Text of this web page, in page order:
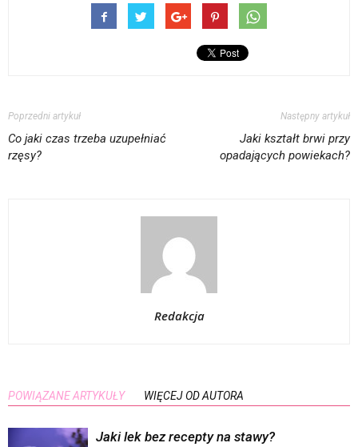
Poprzedni artykuł
Co jaki czas trzeba uzupełniać
rzęsy?
Następny artykuł
Jaki kształt brwi przy
opadających powiekach?
Redakcja
POWIĄZANE ARTYKUŁY WIĘCEJ OD AUTORA
Jaki lek bez recepty na stawy?